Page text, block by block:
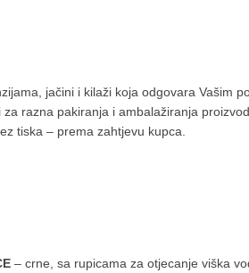
jačini i kilaži koja odgovara Vašim
razna pakiranja i ambalažiranja
tiska – prema zahtjevu kupca.
– crne, sa rupicama za otjecanje viška